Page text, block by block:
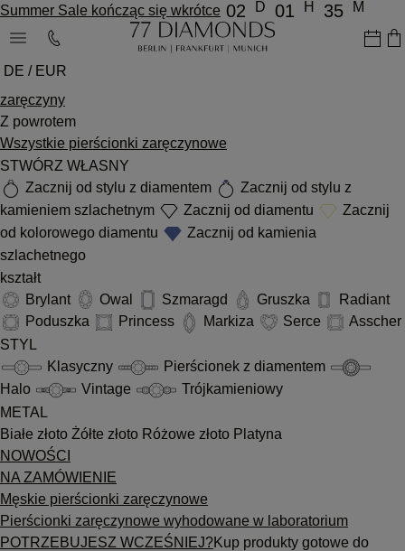
Summer Sale kończąc się wkrótce 02 D 01 H 35 M
DE / EUR
zaręczyny
Z powrotem
Wszystkie pierścionki zaręczynowe
STWÓRZ WŁASNY
Zacznij od stylu z diamentem
Zacznij od stylu z
kamieniem szlachetnym
Zacznij od diamentu
Zacznij
od kolorowego diamentu
Zacznij od kamienia
szlachetnego
kształt
Brylant
Owal Szmaragd Gruszka
Radiant
Poduszka
Princess Markiza Serce
Asscher
STYL
Klasyczny
Pierścionek z diamentem
Halo
Vintage
Trójkamieniowy
METAL
Białe złoto Żółte złoto Różowe złoto Platyna
NOWOŚCI
NA ZAMÓWIENIE
Męskie pierścionki zaręczynowe
Pierścionki zaręczynowe wyhodowane w laboratorium
POTRZEBUJESZ WCZEŚNIEJ?Kup produkty gotowe do